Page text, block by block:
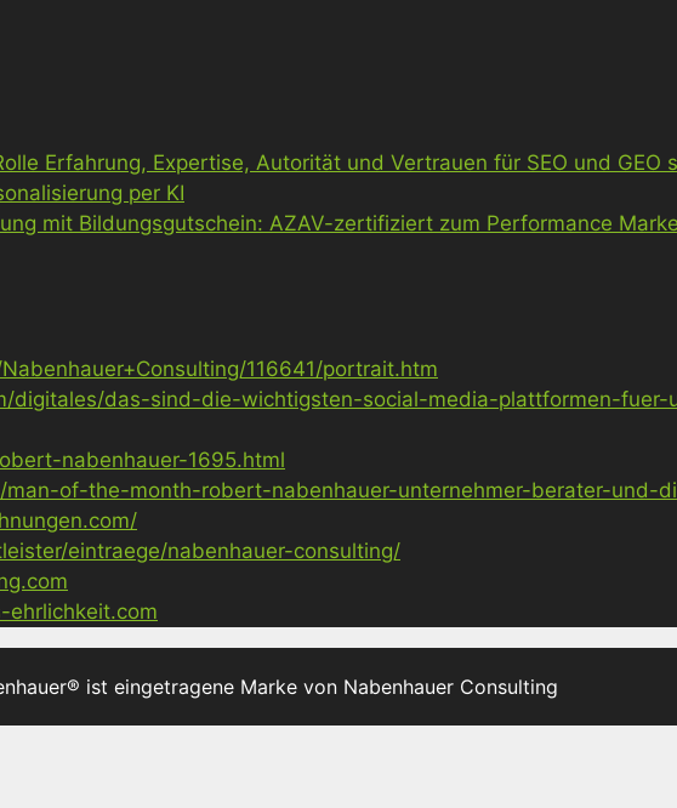
Erfahrung, Expertise, Autorität und Vertrauen für SEO und GEO
per KI
mit Bildungsgutschein: AZAV-zertifiziert zum Performance
116641/portrait.htm
digitales/das-sind-die-wichtigsten-social-media-plattformen-fuer-
nabenhauer-1695.html
of-the-month-robert-nabenhauer-unternehmer-berater-und-
eintraege/nabenhauer-consulting/
ist eingetragene Marke von Nabenhauer Consulting